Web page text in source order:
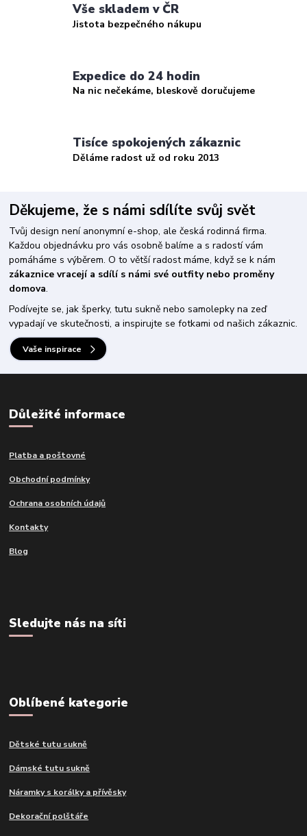
Vše skladem v ČR
Jistota bezpečného nákupu
Expedice do 24 hodin
Na nic nečekáme, bleskově doručujeme
Tisíce spokojených zákaznic
Děláme radost už od roku 2013
Děkujeme, že s námi sdílíte svůj svět
Tvůj design není anonymní e-shop, ale česká rodinná firma.
Každou objednávku pro vás osobně balíme a s radostí vám
pomáháme s výběrem. O to větší radost máme, když se k nám
zákaznice vracejí a sdílí s námi své outfity nebo proměny
domova.
Podívejte se, jak šperky, tutu sukně nebo samolepky na zeď
vypadají ve skutečnosti, a inspirujte se fotkami od našich zákaznic.
Vaše inspirace
Důležité informace
Platba a poštovné
Obchodní podmínky
Ochrana osobních údajů
Kontakty
Blog
Sledujte nás na síti
Oblíbené kategorie
Dětské tutu sukně
Dámské tutu sukně
Náramky s korálky a přívěsky
Dekorační polštáře